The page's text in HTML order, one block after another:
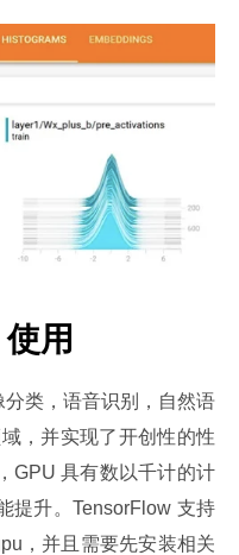
用
类，语音识别，自然语
，并实现了开创性的性
GPU 具有数以千计的计
提升。TensorFlow 支持
，并且需要先安装相关